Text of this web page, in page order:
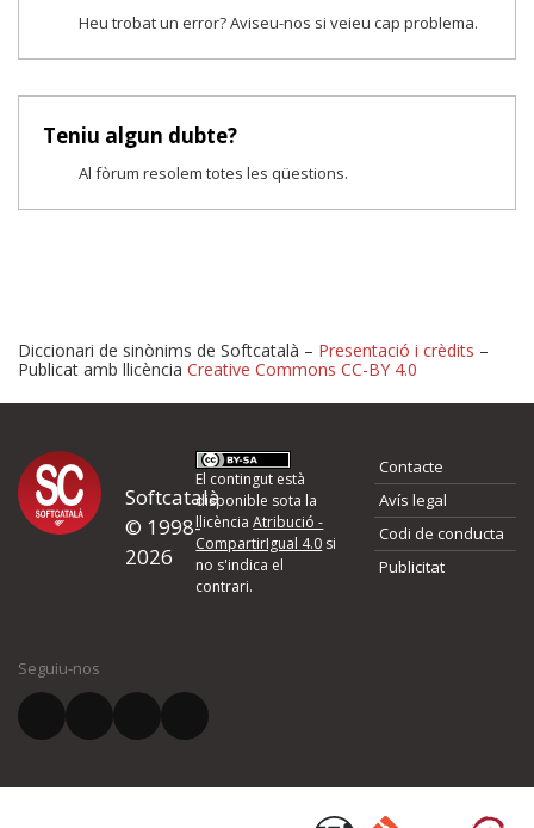
Heu trobat un error? Aviseu-nos si veieu cap problema.
Teniu algun dubte?
Al fòrum resolem totes les qüestions.
Proposeu-nos millores o
d'errors
Si heu trobat un error o voleu proposar alguna millora, ompliu els
quina és la millora que proposeu o l'error del qual voleu informar-
El vostre correu electrònic *
Diccionari de sinònims de Softcatalà – Presentació i crèdits –
Publicat amb llicència Creative Commons CC-BY 4.0
Softcatalà
© 1998-
2026
El contingut està
disponible sota la
llicènciaAtribució -
CompartirIgual 4.0 si
no s'indica el
contrari.
Contacte
Avís legal
Codi de conducta
Publicitat
Seguiu-nos